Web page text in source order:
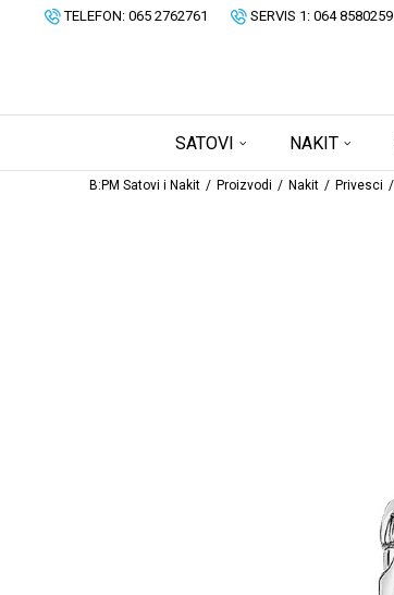
TELEFON: 065 2762761 SERVIS 1: 064 8580259
SATOVI NAKIT
B:PM Satovi i Nakit Proizvodi Nakit Privesci